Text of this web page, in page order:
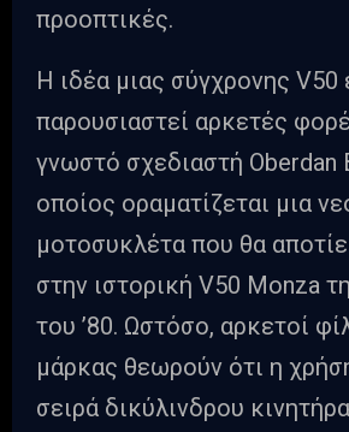
προοπτικές.
Η ιδέα μιας σύγχρονης V50
παρουσιαστεί αρκετές
γνωστό σχεδιαστή Oberdan
οποίος οραματίζεται μια
μοτοσυκλέτα που θα
στην ιστορική V50 Monza
του ’80. Ωστόσο, αρκετοί
μάρκας θεωρούν ότι η
σειρά δικύλινδρου